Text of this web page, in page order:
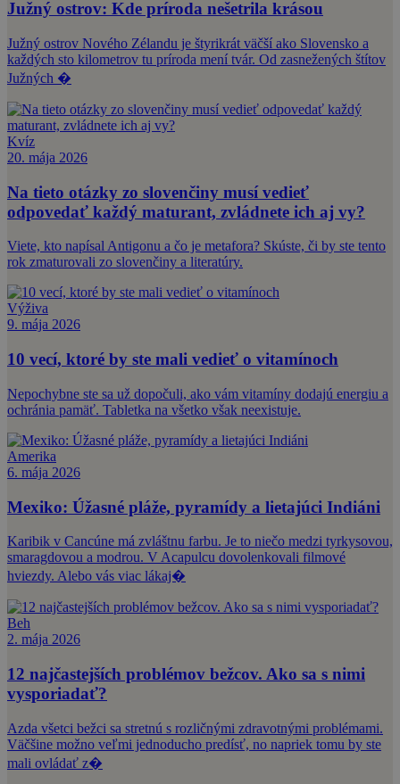
Južný ostrov: Kde príroda nešetrila krásou
Južný ostrov Nového Zélandu je štyrikrát väčší ako Slovensko a
každých sto kilometrov tu príroda mení tvár. Od zasnežených štítov
Južných �
Kvíz
20. mája 2026
Na tieto otázky zo slovenčiny musí vedieť
odpovedať každý maturant, zvládnete ich aj vy?
Viete, kto napísal Antigonu a čo je metafora? Skúste, či by ste tento
rok zmaturovali zo slovenčiny a literatúry.
Výživa
9. mája 2026
10 vecí, ktoré by ste mali vedieť o vitamínoch
Nepochybne ste sa už dopočuli, ako vám vitamíny dodajú energiu a
ochránia pamäť. Tabletka na všetko však neexistuje.
Amerika
6. mája 2026
Mexiko: Úžasné pláže, pyramídy a lietajúci Indiáni
Karibik v Cancúne má zvláštnu farbu. Je to niečo medzi tyrkysovou,
smaragdovou a modrou. V Acapulcu dovolenkovali filmové
hviezdy. Alebo vás viac lákaj�
Beh
2. mája 2026
12 najčastejších problémov bežcov. Ako sa s nimi
vysporiadať?
Azda všetci bežci sa stretnú s rozličnými zdravotnými problémami.
Väčšine možno veľmi jednoducho predísť, no napriek tomu by ste
mali ovládať z�